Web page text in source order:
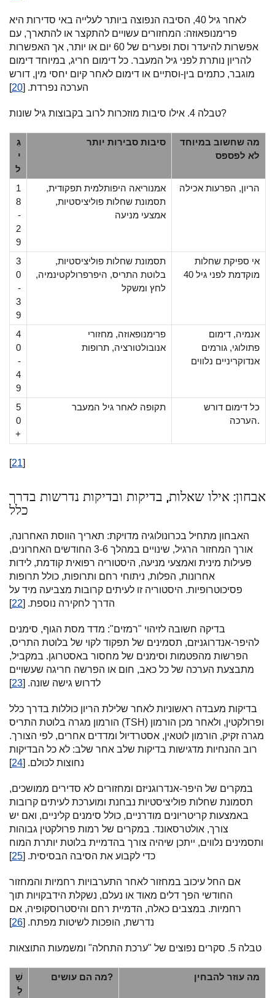
לאחר גיל 40, הסיבה הנפוצה ביותר לעלייה באי סדירות היא
פרימנופאוזה: המחזורים עשויים להתקצר או להתארך, עם
אפשרות להיעדר וסת ופערים של 60 יום או יותר, אך האפשרות
להריון נותרת לפני גיל המעבר. כל דימום חריג, במיוחד דימום
מוגבר, כתמים בין-וסתיים או דימום לאחר קיום יחסי מין, דורש
הערכה נפרדת. [20
]
טבלה 4. אילו סיבות מוזכרות לרוב בקבוצות גיל שונות?
גִ
י
ל
סיבות סבירות יותר
מה שחשוב במיוחד
לא לפספס
1
8
-
2
9
אמנוריאה היפותלמית תפקודית,
תסמונת שחלות פוליציסטיות,
אמצעי מניעה
הריון, הפרעות אכילה
3
0
-
3
9
תסמונת שחלות פוליציסטיות,
בלוטת התריס, היפרפרולקטינמיה,
לחץ ומשקל
אי ספיקת שחלות
מוקדמת לפני גיל 40
4
0
-
4
9
פרימנופאוזה, מחזורי
אנובולטורציה, תרופות
אנמיה, דימום
פתולוגי, גורמים
אנדוקריניים נלווים
5
0
+
תקופה לאחר גיל המעבר
כל דימום דורש
הערכה.
[21]
אבחון: אילו שאלות, בדיקות ובדיקות נדרשות בדרך
כלל
האבחון מתחיל בכרונולוגיה מדויקת: תאריך הווסת האחרונה,
אורך המחזור הרגיל, שינויים במהלך 3-6 החודשים האחרונים,
פעילות מינית ואמצעי מניעה, היסטוריה רפואית קודמת, לידות
אחרונות, הפלות, ניתוחי רחם ותרופות, כולל תרופות
פסיכוטרופיות. היסטוריה זו לעיתים קרובות מצביעה מיד על
הדרך לחקירה נוספת. [22
]
בדיקה חשובה לזיהוי "רמזים": מדד מסת הגוף, סימנים
להיפר-אנדרוגניזם, תסמינים של תפקוד לקוי של בלוטת התריס,
הפרשות מהפטמות וסימנים של מחסור באסטרוגן. במקביל,
מתבצעת הערכה של כל כאב, חום או הפרשה חריגה שעשויים
לדרוש גישה שונה. [23
]
בדיקות מעבדה ראשוניות לאחר שלילת הריון כוללות בדרך כלל
הורמון מגרה בלוטת התריס (TSH) ופרולקטין, ולאחר מכן הורמון
מגרה זקיק, הורמון לוטאין, אסטרדיול ומדדים אחרים, לפי הצורך.
רוב ההנחיות מדגישות בדיקות שלב אחר שלב: לא כל הבדיקות
נחוצות לכולם. [24
]
במקרים של היפר-אנדרוגניזם ומחזורים לא סדירים ממושכים,
תסמונת שחלות פוליציסטיות נבחנת ומוערכת לעיתים קרובות
באמצעות קריטריונים מודרניים, כולל סימנים קליניים, ואם יש
צורך, אולטרסאונד. במקרים של רמות פרולקטין גבוהות
ותסמינים נלווים, ייתכן שיהיה צורך בהדמיית בלוטת יותרת המוח
כדי לקבוע את הסיבה הבסיסית. [25
]
אם החל עיכוב במחזור לאחר התערבויות רחמיות והמחזור
החודשי הפך דלים מאוד או נעלם, נשקלת הידבקויות תוך
רחמיות. במצבים כאלה, הדמיית רחם והיסטרוסקופיה, אם
נדרשת, הופכות לשיטות מפתח. [26
]
טבלה 5. סקרים נפוצים של "ערכת התחלה" ומשמעות התוצאות
שָׁ
לָ
מה הם עושים? מה עוזר להבחין